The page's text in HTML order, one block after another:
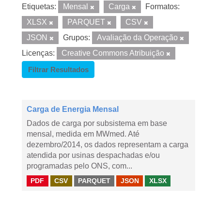
Etiquetas: Mensal Carga
Formatos:
XLSX
PARQUET
CSV
JSON
Grupos:
Avaliação da Operação
Licenças:
Creative Commons Atribuição
Filtrar Resultados
Carga de Energia Mensal
Dados de carga por subsistema em base
mensal, medida em MWmed. Até
dezembro/2014, os dados representam a carga
atendida por usinas despachadas e/ou
programadas pelo ONS, com...
PDF CSV PARQUET JSON XLSX